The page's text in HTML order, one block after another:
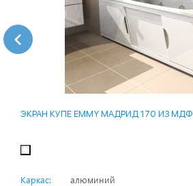
ЭКРАН КУПЕ EMMY МАДРИД 170 ИЗ МДФ
Каркас:
алюминий